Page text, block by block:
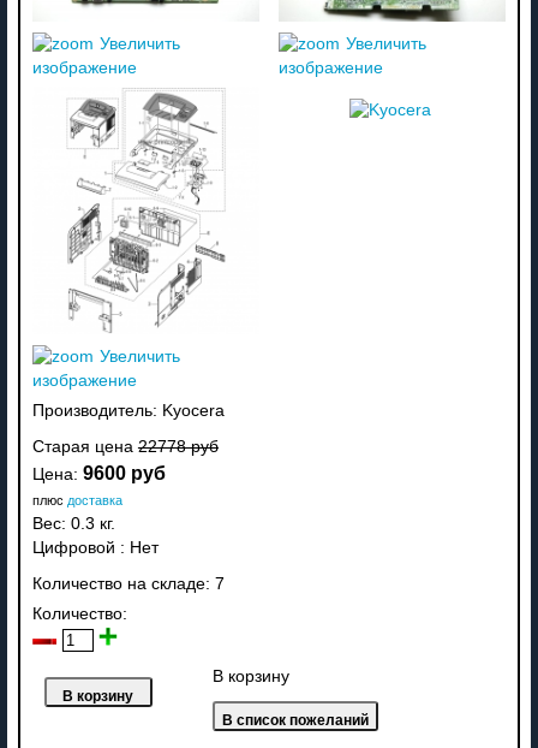
Увеличить
изображение
Увеличить
изображение
Увеличить
изображение
Производитель: Kyocera
Старая цена 22778 руб
Цена: 9600 руб
плюс доставка
Вес: 0.3 кг.
Цифровой : Нет
Количество на складе: 7
Количество:
В корзину